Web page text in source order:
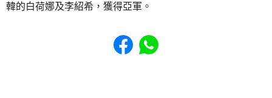
韓的白荷娜及李紹希，獲得亞軍。
Share to Facebook
Share to WhatsApp